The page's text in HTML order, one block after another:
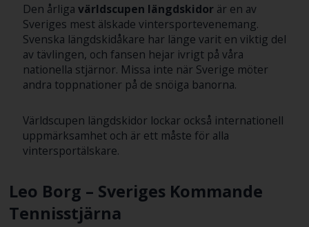
Den årliga världscupen längdskidor är en av
Sveriges mest älskade vintersportevenemang.
Svenska längdskidåkare har länge varit en viktig del
av tävlingen, och fansen hejar ivrigt på våra
nationella stjärnor. Missa inte när Sverige möter
andra toppnationer på de snöiga banorna.
Världscupen längdskidor lockar också internationell
uppmärksamhet och är ett måste för alla
vintersportälskare.
Leo Borg – Sveriges Kommande
Tennisstjärna